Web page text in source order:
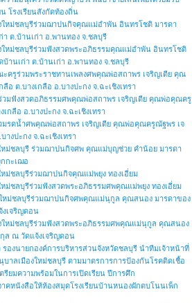
โรงเรียนสังกัดท้องถิ่น
ใหม่ชลบุรีร่วมฌาปนกิจคุณแม่อำพัน อินทรโชติ มารดา
ต.บ้านเก่า อ.พานทอง จ.ชลบุรี
ใหม่ชลบุรีร่วมฟังสวดพระอภิธรรมคุณแม่อำพัน อินทรโชติ
านเก่า ต.บ้านเก่า อ.พานทอง จ.ชลบุรี
ะครูร่วมพระราชทานเพลงศพคุณพ่อสถาพร เจริญเตีย คุณ
ต.บางเกลือ อ.บางปะกง จ.ฉะเชิงเทรา
วมฟังสวดอภิธรรมศพคุณพ่อสถาพร เจริญเตีย คุณพ่อคุณครู
กลือ อ.บางปะกง จ.ฉะเชิงเทรา
มรดน้ำศพคุณพ่อสถาพร เจริญเตีย คุณพ่อคุณครูณัฐพร เจ
งปะกง จ.ฉะเชิงเทรา
หม่ชลบุรี ร่วมฌาปนกิจศพ คุณแม่บุญช่วย คำน้อย มารดา
กะเฌอ
หม่ชลบุรีร่วมฌาปนกิจคุณแม่พยุง ทองเอี่ยม
หม่ชลบุรีร่วมฟังสวดพระอภิธรรมศพคุณแม่พยุง ทองเอี่ยม
ใหม่ชลบุรีร่วมฌาปนกิจศพคุณแม่นุกูล คุณสนอง มารดาของ
เจริญดอน
งใหม่ชลบุรีร่วมฟังสวดพระอภิธรรมศพคุณแม่นุกูล คุณสนอง
ล ณ วัดแจ้งเจริญดอน
องนายกองค์การบริหารส่วนจังหวัดชลบุรี นำทีมเจ้าหน้าที่
าลเมืองใหม่ชลบุรี ตามมาตรการการป้องกันโรคติดเชื้อ
รียมความพร้อมในการเปิดเรียน ปีการศึก
คหนังสือให้ห้องสมุดโรงเรียนบ้านหนองผักตบโนนเพ็ก